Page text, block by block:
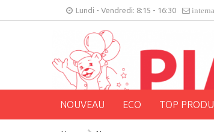
Lundi - Vendredi: 8:15 - 16:30
NOUVEAU ECO TOP